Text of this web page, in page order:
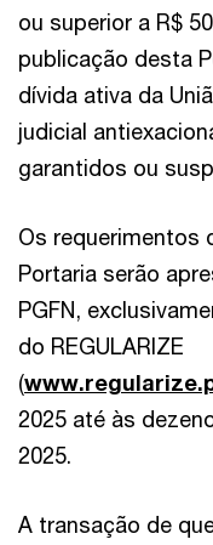
ou superior a R$
publicação desta
dívida ativa da
judicial
garantidos ou
Os requerimentos
Portaria serão
PGFN,
do REGULARIZE
(
2025 até às
2025.
A transação de